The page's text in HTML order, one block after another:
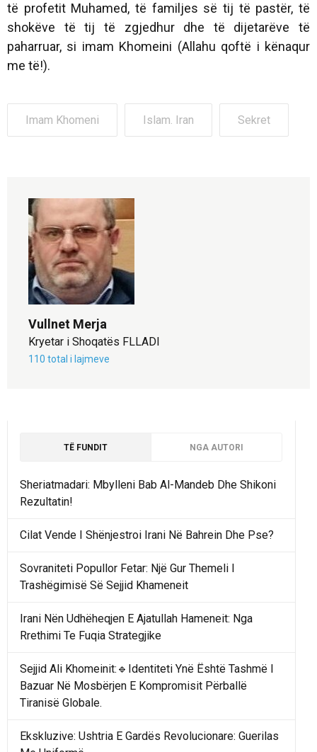
të profetit Muhamed, të familjes së tij të pastër, të
shokëve të tij të zgjedhur dhe të dijetarëve të
paharruar, si imam Khomeini (Allahu qoftë i kënaqur
me të!).
Imam Khomeni Islam. Iran Sekret
Vullnet Merja
Kryetar i Shoqatës FLLADI
110 total i lajmeve
TË FUNDIT NGA AUTORI
Sheriatmadari: Mbylleni Bab Al-Mandeb Dhe Shikoni
Rezultatin!
Cilat Vende I Shënjestroi Irani Në Bahrein Dhe Pse?
Sovraniteti Popullor Fetar: Një Gur Themeli I
Trashëgimisë Së Sejjid Khameneit
Irani Nën Udhëheqjen E Ajatullah Hameneit: Nga
Rrethimi Te Fuqia Strategjike
Sejjid Ali Khomeinit:🔹Identiteti Ynë Është Tashmë I
Bazuar Në Mosbërjen E Kompromisit Përballë
Tiranisë Globale.
Ekskluzive: Ushtria E Gardës Revolucionare: Guerilas